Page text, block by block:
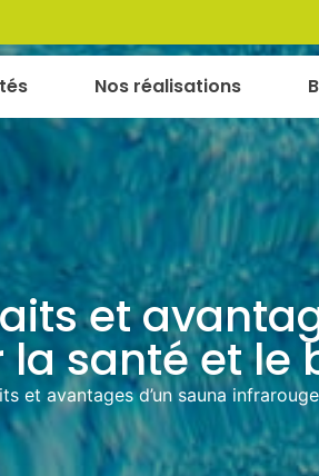
Nos réalisations
et
santé et le
et avantages d’un sauna